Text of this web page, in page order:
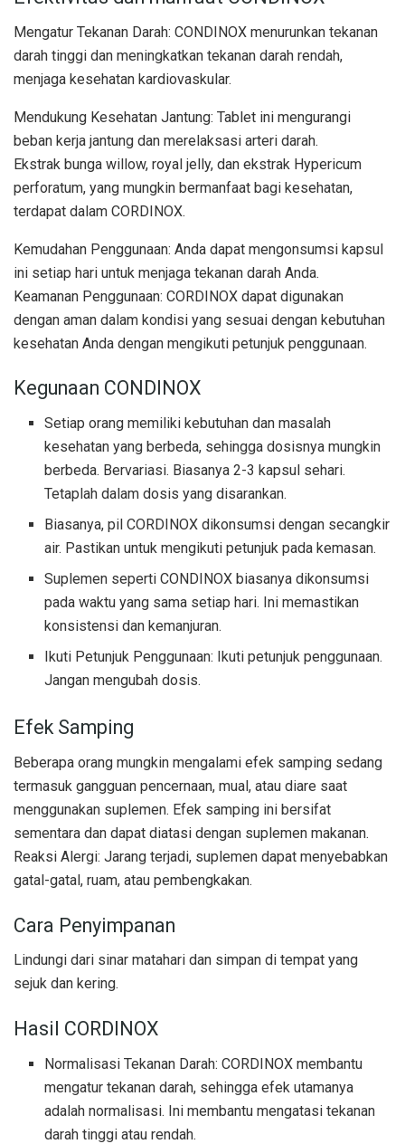
Mengatur Tekanan Darah: CONDINOX menurunkan tekanan
darah tinggi dan meningkatkan tekanan darah rendah,
menjaga kesehatan kardiovaskular.
Mendukung Kesehatan Jantung: Tablet ini mengurangi
beban kerja jantung dan merelaksasi arteri darah.
Ekstrak bunga willow, royal jelly, dan ekstrak Hypericum
perforatum, yang mungkin bermanfaat bagi kesehatan,
terdapat dalam CORDINOX.
Kemudahan Penggunaan: Anda dapat mengonsumsi kapsul
ini setiap hari untuk menjaga tekanan darah Anda.
Keamanan Penggunaan: CORDINOX dapat digunakan
dengan aman dalam kondisi yang sesuai dengan kebutuhan
kesehatan Anda dengan mengikuti petunjuk penggunaan.
Kegunaan CONDINOX
Setiap orang memiliki kebutuhan dan masalah
kesehatan yang berbeda, sehingga dosisnya mungkin
berbeda. Bervariasi. Biasanya 2-3 kapsul sehari.
Tetaplah dalam dosis yang disarankan.
Biasanya, pil CORDINOX dikonsumsi dengan secangkir
air. Pastikan untuk mengikuti petunjuk pada kemasan.
Suplemen seperti CONDINOX biasanya dikonsumsi
pada waktu yang sama setiap hari. Ini memastikan
konsistensi dan kemanjuran.
Ikuti Petunjuk Penggunaan: Ikuti petunjuk penggunaan.
Jangan mengubah dosis.
Efek Samping
Beberapa orang mungkin mengalami efek samping sedang
termasuk gangguan pencernaan, mual, atau diare saat
menggunakan suplemen. Efek samping ini bersifat
sementara dan dapat diatasi dengan suplemen makanan.
Reaksi Alergi: Jarang terjadi, suplemen dapat menyebabkan
gatal-gatal, ruam, atau pembengkakan.
Cara Penyimpanan
Lindungi dari sinar matahari dan simpan di tempat yang
sejuk dan kering.
Hasil CORDINOX
Normalisasi Tekanan Darah: CORDINOX membantu
mengatur tekanan darah, sehingga efek utamanya
adalah normalisasi. Ini membantu mengatasi tekanan
darah tinggi atau rendah.